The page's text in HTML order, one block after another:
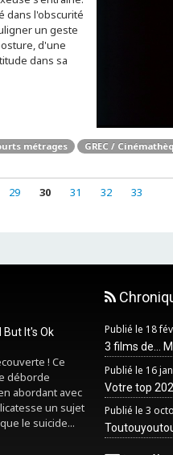
dans l'obscurité
un geste
d'une
dans sa
métrages GREC /
29 30 31 32 33
But It's Ok
! Ce
déborde
abordant avec
un sujet
le suicide...
Publié le 18
3 films de...
Publié le 16
Votre top
Publié le 3